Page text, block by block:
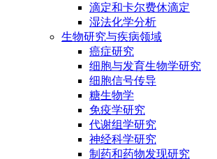
滴定和卡尔费休滴定
湿法化学分析
生物研究与疾病领域
癌症研究
细胞与发育生物学研究
细胞信号传导
糖生物学
免疫学研究
代谢组学研究
神经科学研究
制药和药物发现研究